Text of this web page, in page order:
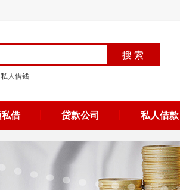
私人借钱
借 贷款公司 私人借款